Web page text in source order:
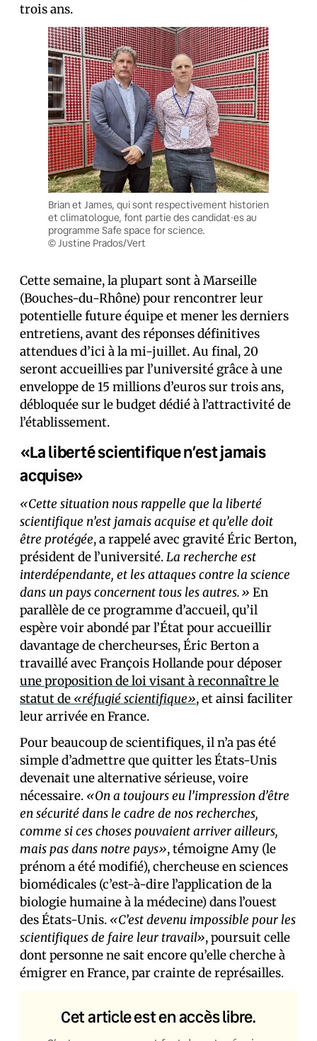
trois ans.
Brian et James, qui sont respectivement historien
et climatologue, font partie des candidat·es au
programme Safe space for science.
© Justine Prados/Vert
Cette semaine, la plupart sont à Marseille
(Bouches-du-Rhône) pour rencontrer leur
potentielle future équipe et mener les derniers
entretiens, avant des réponses définitives
attendues d’ici à la mi-juillet. Au final, 20
seront accueilli·es par l’université grâce à une
enveloppe de 15 millions d’euros sur trois ans,
débloquée sur le budget dédié à l’attractivité de
l’établissement.
«La liberté scientifique n’est jamais
acquise»
«Cette situation nous rappelle que la liberté
scientifique n’est jamais acquise et qu’elle doit
être protégée, a rappelé avec gravité Éric Berton,
président de l’université.La recherche est
interdépendante, et les attaques contre la science
dans un pays concernent tous les autres.» En
parallèle de ce programme d’accueil, qu’il
espère voir abondé par l’État pour accueillir
davantage de chercheur·ses, Éric Berton a
travaillé avec François Hollande pour déposer
une proposition de loi visant à reconnaître le
statut de «réfugié scientifique», et ainsi faciliter
leur arrivée en France.
Pour beaucoup de scientifiques, il n’a pas été
simple d’admettre que quitter les États-Unis
devenait une alternative sérieuse, voire
nécessaire. «On a toujours eu l’impression d’être
en sécurité dans le cadre de nos recherches,
comme si ces choses pouvaient arriver ailleurs,
mais pas dans notre pays», témoigne Amy (le
prénom a été modifié), chercheuse en sciences
biomédicales (c’est-à-dire l’application de la
biologie humaine à la médecine) dans l’ouest
des États-Unis. «C’est devenu impossible pour les
scientifiques de faire leur travail», poursuit celle
dont personne ne sait encore qu’elle cherche à
émigrer en France, par crainte de représailles.
Cet article est en accès libre.